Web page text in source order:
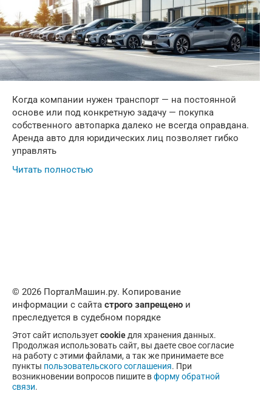
Когда компании нужен транспорт — на постоянной
основе или под конкретную задачу — покупка
собственного автопарка далеко не всегда оправдана.
Аренда авто для юридических лиц позволяет гибко
управлять
Читать полностью
© 2026 ПорталМашин.ру. Копирование
информации с сайта строго запрещено и
преследуется в судебном порядке
Этот сайт используетcookie для хранения данных.
Продолжая использовать сайт, вы даете свое согласие
на работу с этими файлами, а так же принимаете все
пункты пользовательского соглашения. При
возникновении вопросов пишите вформу обратной
связи.